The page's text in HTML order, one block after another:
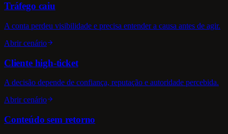
Tráfego caiu
A conta perdeu visibilidade e precisa entender a causa antes de agir.
Abrir cenário
Cliente high-ticket
A decisão depende de confiança, reputação e autoridade percebida.
Abrir cenário
Conteúdo sem retorno